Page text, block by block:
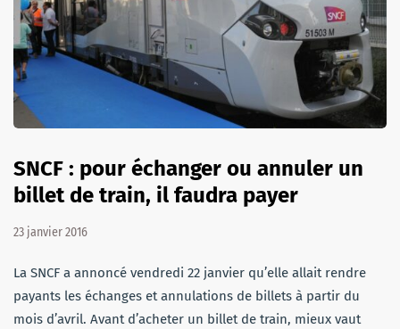
SNCF : pour échanger ou annuler un
billet de train, il faudra payer
23 janvier 2016
La SNCF a annoncé vendredi 22 janvier qu’elle allait rendre
payants les échanges et annulations de billets à partir du
mois d’avril. Avant d’acheter un billet de train, mieux vaut